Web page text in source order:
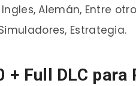
Ingles, Alemán, Entre
Estrategia.
Full DLC para